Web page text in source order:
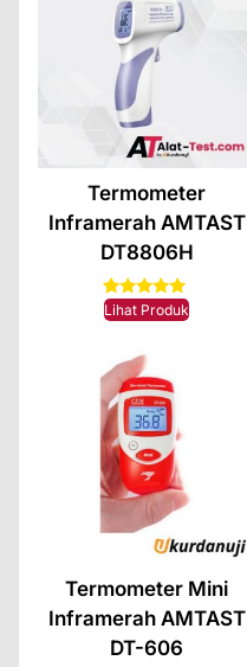
Termometer
Inframerah AMTAST
DT8806H
Rated
5.00
based on
1
customer
rating
Lihat Produk
Termometer Mini
Inframerah AMTAST
DT-606